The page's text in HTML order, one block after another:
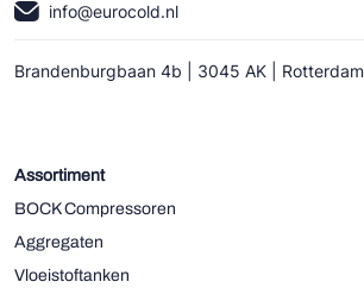
info@eurocold.nl
Brandenburgbaan 4b | 3045 AK | Rotterdam
Assortiment
BOCK Compressoren
Aggregaten
Vloeistoftanken